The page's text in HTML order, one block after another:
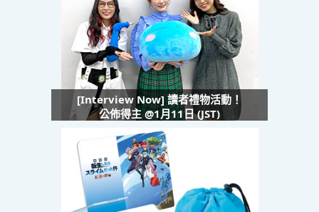
[Interview Now] 讀者禮物活動！
公佈得主 @1月11日 (JST)